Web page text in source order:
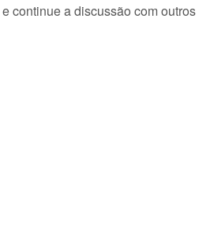
e continue a discussão com outros